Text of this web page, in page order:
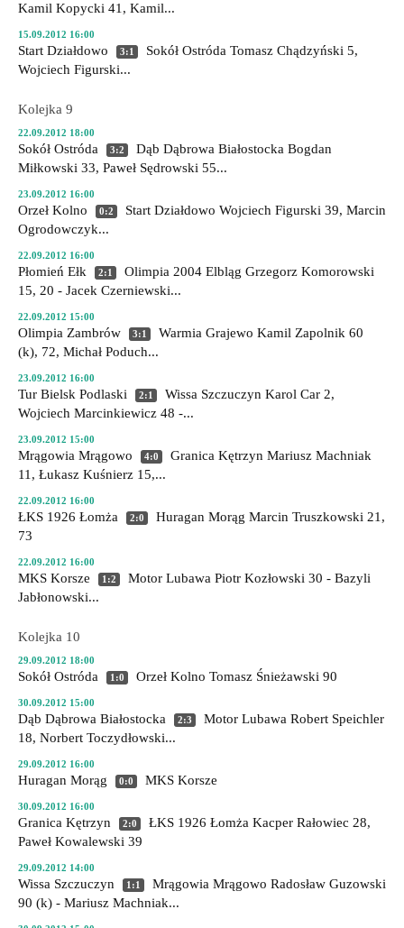
Kamil Kopycki 41, Kamil...
15.09.2012 16:00
Start Działdowo 3:1 Sokół Ostróda Tomasz Chądzyński 5,
Wojciech Figurski...
Kolejka 9
22.09.2012 18:00
Sokół Ostróda 3:2 Dąb Dąbrowa Białostocka Bogdan
Miłkowski 33, Paweł Sędrowski 55...
23.09.2012 16:00
Orzeł Kolno 0:2 Start Działdowo Wojciech Figurski 39, Marcin
Ogrodowczyk...
22.09.2012 16:00
Płomień Ełk 2:1 Olimpia 2004 Elbląg Grzegorz Komorowski
15, 20 - Jacek Czerniewski...
22.09.2012 15:00
Olimpia Zambrów 3:1 Warmia Grajewo Kamil Zapolnik 60
(k), 72, Michał Poduch...
23.09.2012 16:00
Tur Bielsk Podlaski 2:1 Wissa Szczuczyn Karol Car 2,
Wojciech Marcinkiewicz 48 -...
23.09.2012 15:00
Mrągowia Mrągowo 4:0 Granica Kętrzyn Mariusz Machniak
11, Łukasz Kuśnierz 15,...
22.09.2012 16:00
ŁKS 1926 Łomża 2:0 Huragan Morąg Marcin Truszkowski 21,
73
22.09.2012 16:00
MKS Korsze 1:2 Motor Lubawa Piotr Kozłowski 30 - Bazyli
Jabłonowski...
Kolejka 10
29.09.2012 18:00
Sokół Ostróda 1:0 Orzeł Kolno Tomasz Śnieżawski 90
30.09.2012 15:00
Dąb Dąbrowa Białostocka 2:3 Motor Lubawa Robert Speichler
18, Norbert Toczydłowski...
29.09.2012 16:00
Huragan Morąg 0:0 MKS Korsze
30.09.2012 16:00
Granica Kętrzyn 2:0 ŁKS 1926 Łomża Kacper Rałowiec 28,
Paweł Kowalewski 39
29.09.2012 14:00
Wissa Szczuczyn 1:1 Mrągowia Mrągowo Radosław Guzowski
90 (k) - Mariusz Machniak...